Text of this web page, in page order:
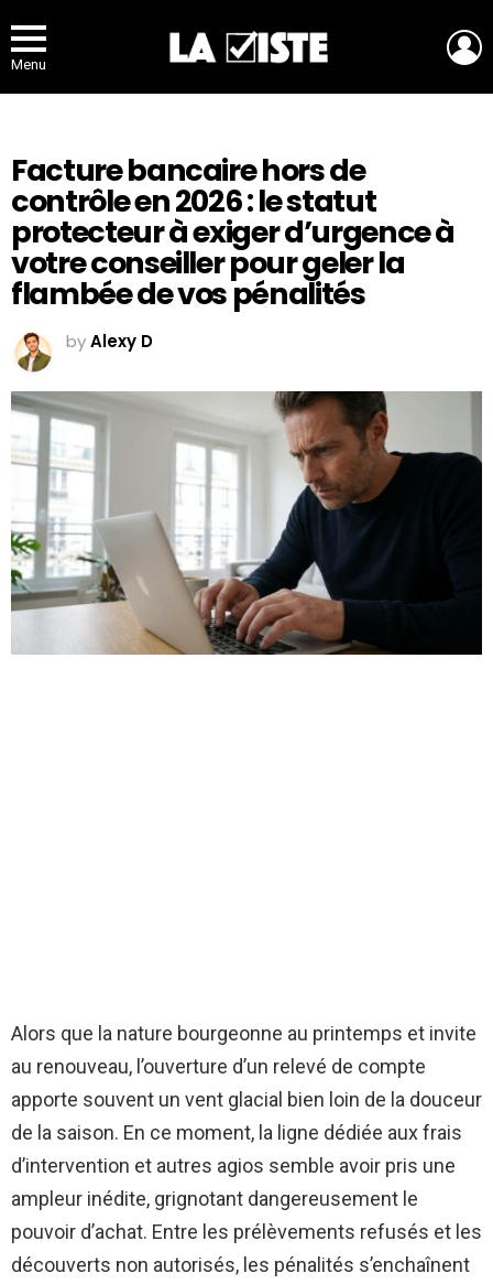
Menu
Facture bancaire hors de
contrôle en 2026 : le statut
protecteur à exiger d’urgence à
votre conseiller pour geler la
flambée de vos pénalités
byAlexy D
Alors que la nature bourgeonne au printemps et invite
au renouveau, l’ouverture d’un relevé de compte
apporte souvent un vent glacial bien loin de la douceur
de la saison. En ce moment, la ligne dédiée aux frais
d’intervention et autres agios semble avoir pris une
ampleur inédite, grignotant dangereusement le
pouvoir d’achat. Entre les prélèvements refusés et les
découverts non autorisés, les pénalités s’enchaînent